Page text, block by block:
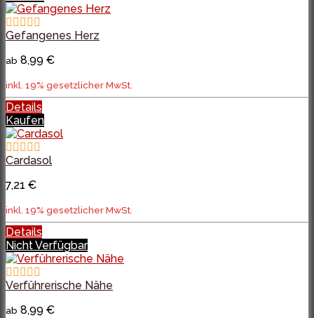
Gefangenes Herz
ab 8,99 €
inkl. 19% gesetzlicher MwSt.
Details
Kaufen
Cardasol
7,21 €
inkl. 19% gesetzlicher MwSt.
Details
Nicht Verfügbar
Verführerische Nähe
ab 8,99 €